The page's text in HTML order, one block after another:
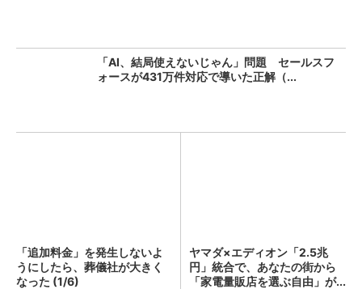
「AI、結局使えないじゃん」問題 セールスフ
ォースが431万件対応で導いた正解（...
「追加料金」を発生しないよ
うにしたら、葬儀社が大きく
なった (1/6)
ヤマダ×エディオン「2.5兆
円」統合で、あなたの街から
「家電量販店を選ぶ自由」が...